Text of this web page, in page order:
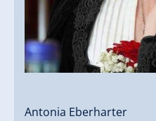
Antonia Eberharter